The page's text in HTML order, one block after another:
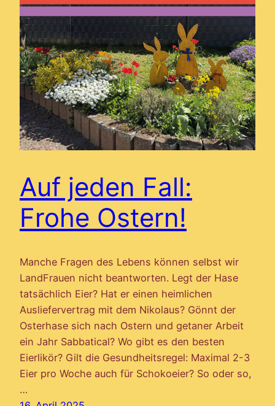
Auf jeden Fall:
Frohe Ostern!
Manche Fragen des Lebens können selbst wir
LandFrauen nicht beantworten. Legt der Hase
tatsächlich Eier? Hat er einen heimlichen
Ausliefervertrag mit dem Nikolaus? Gönnt der
Osterhase sich nach Ostern und getaner Arbeit
ein Jahr Sabbatical? Wo gibt es den besten
Eierlikör? Gilt die Gesundheitsregel: Maximal 2-3
Eier pro Woche auch für Schokoeier? So oder so,
…